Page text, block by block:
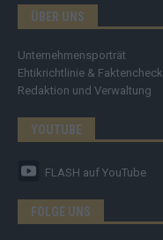
ÜBER UNS
Unternehmensporträt
Ehtikrichtlinie & Faktencheck
Redaktion und Verwaltung
YOUTUBE
FLASH auf YouTube
FOLGE UNS